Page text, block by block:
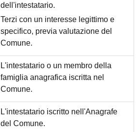
dell'intestatario.
Terzi con un interesse legittimo e
specifico, previa valutazione del
Comune.
L'intestatario o un membro della
famiglia anagrafica iscritta nel
Comune.
L'intestatario iscritto nell'Anagrafe
del Comune.